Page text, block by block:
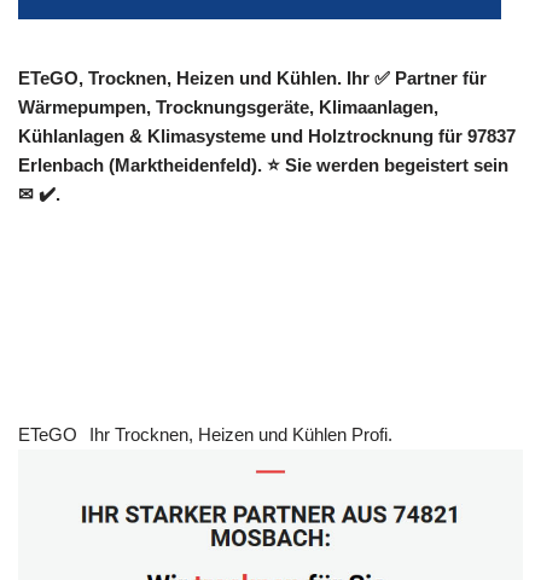
ETeGO, Trocknen, Heizen und Kühlen. Ihr ✅ Partner für
Wärmepumpen, Trocknungsgeräte, Klimaanlagen,
Kühlanlagen & Klimasysteme und Holztrocknung für 97837
Erlenbach (Marktheidenfeld). ⭐ Sie werden begeistert sein
✉ ✔️.
ETeGO Ihr Trocknen, Heizen und Kühlen Profi.